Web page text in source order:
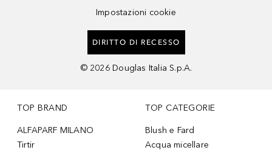
Impostazioni cookie
DIRITTO DI RECESSO
© 2026 Douglas Italia S.p.A.
TOP BRAND
ALFAPARF MILANO
Tirtir
TOP CATEGORIE
Blush e Fard
Acqua micellare